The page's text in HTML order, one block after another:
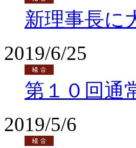
新理事長に
2019/6/25
第１０回通
2019/5/6